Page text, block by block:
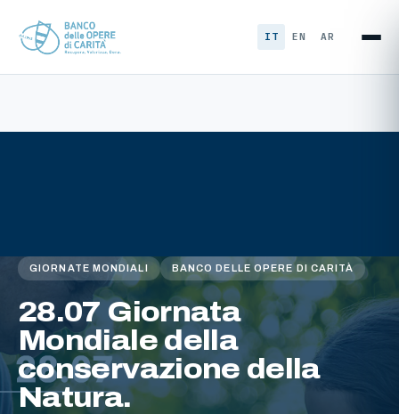
IT EN AR
GIORNATE MONDIALI BANCO DELLE OPERE DI CARITÀ
28.07 Giornata
Mondiale della
conservazione della
Natura.